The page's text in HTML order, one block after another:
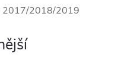
2017/2018/2019